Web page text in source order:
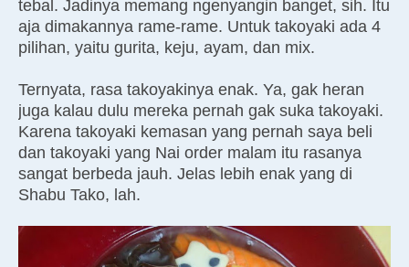
tebal. Jadinya memang ngenyangin banget, sih. Itu
aja dimakannya rame-rame. Untuk takoyaki ada 4
pilihan, yaitu gurita, keju, ayam, dan mix.
Ternyata, rasa takoyakinya enak. Ya, gak heran
juga kalau dulu mereka pernah gak suka takoyaki.
Karena takoyaki kemasan yang pernah saya beli
dan takoyaki yang Nai order malam itu rasanya
sangat berbeda jauh. Jelas lebih enak yang di
Shabu Tako, lah.